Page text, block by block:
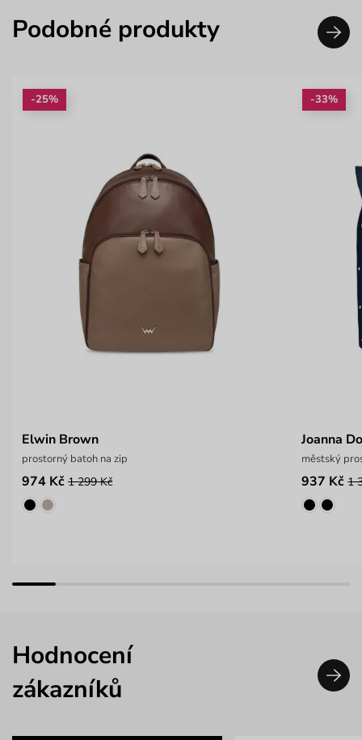
Podobné produkty
-25%
Elwin Brown
prostorný batoh na zip
974 Kč 1 299 Kč
-33%
Joanna
městský
937 Kč 1
Hodnocení
zákazníků